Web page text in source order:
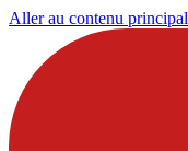
Aller au contenu principal